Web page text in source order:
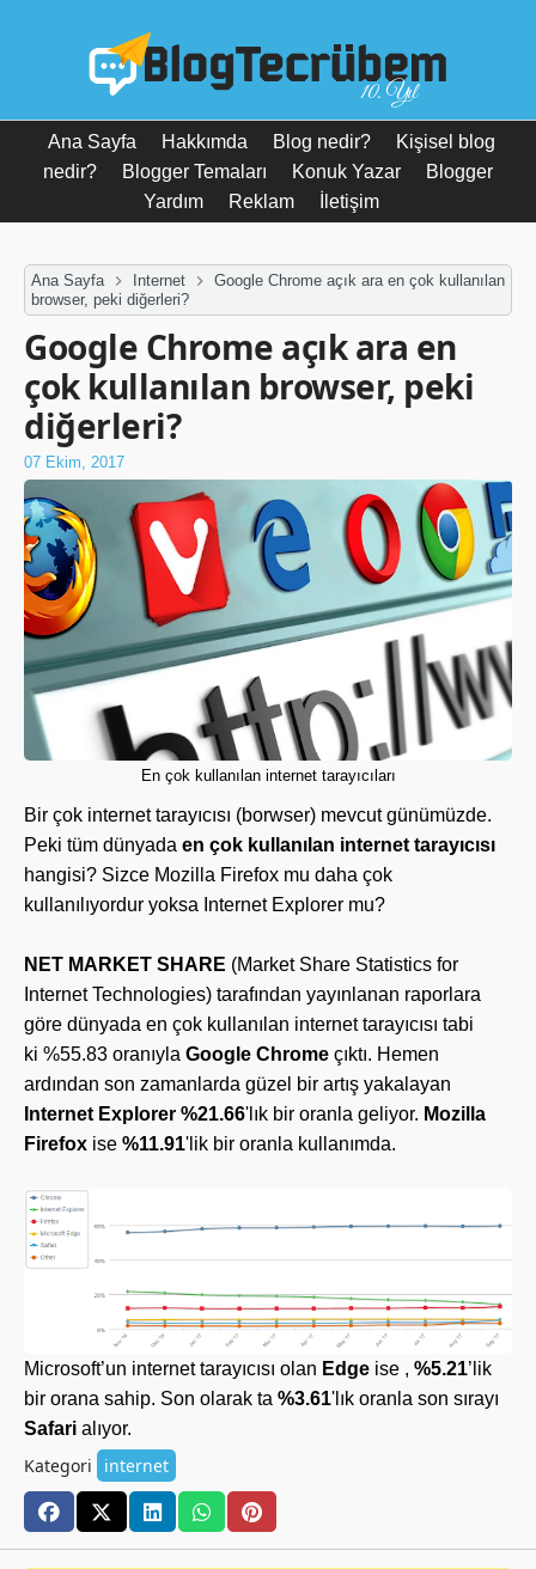
10. Yıl
Ana Sayfa Hakkımda Blog nedir?
Kişisel blog
nedir?
Blogger Temaları Konuk Yazar
Blogger
Yardım
Reklam İletişim
Ana Sayfa Internet
Google Chrome açık ara en çok kullanılan
browser, peki diğerleri?
Google Chrome açık ara en
çok kullanılan browser, peki
diğerleri?
07 Ekim, 2017
En çok kullanılan internet tarayıcıları
Bir çok internet tarayıcısı (borwser) mevcut günümüzde.
Peki tüm dünyada en çok kullanılan internet tarayıcısı
hangisi? Sizce Mozilla Firefox mu daha çok
kullanılıyordur yoksa Internet Explorer mu?
NET MARKET SHARE (Market Share Statistics for
Internet Technologies) tarafından yayınlanan raporlara
göre dünyada en çok kullanılan internet tarayıcısı tabi
ki %55.83 oranıyla Google Chrome çıktı. Hemen
ardından son zamanlarda güzel bir artış yakalayan
Internet Explorer %21.66'lık bir oranla geliyor. Mozilla
Firefox ise %11.91'lik bir oranla kullanımda.
Microsoft’un internet tarayıcısı olan Edge ise , %5.21’lik
bir orana sahip. Son olarak ta %3.61'lık oranla son sırayı
Safari alıyor.
Kategori internet